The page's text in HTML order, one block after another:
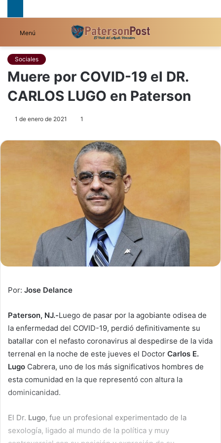
Menú
Sociales
Muere por COVID-19 el DR.
CARLOS LUGO en Paterson
1 de enero de 2021 1
Por: Jose Delance
Paterson, NJ.-Luego de pasar por la agobiante odisea de
la enfermedad del COVID-19, perdió definitivamente su
batallar con el nefasto coronavirus al despedirse de la vida
terrenal en la noche de este jueves el Doctor Carlos E.
Lugo Cabrera, uno de los más significativos hombres de
esta comunidad en la que representó con altura la
dominicanidad.
El Dr. Lugo, fue un profesional experimentado de la
sexología, ligado al mundo de la política y muy